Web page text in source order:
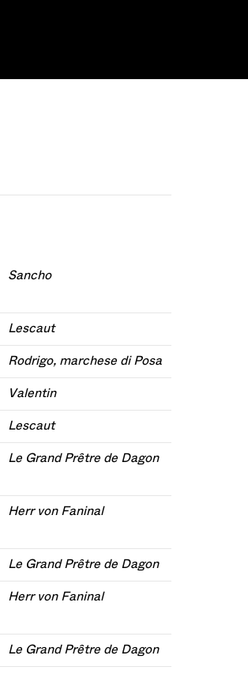
Sancho
Lescaut
Rodrigo, marchese di Posa
Valentin
Lescaut
Le Grand Prêtre de Dagon
Herr von Faninal
Le Grand Prêtre de Dagon
Herr von Faninal
Le Grand Prêtre de Dagon